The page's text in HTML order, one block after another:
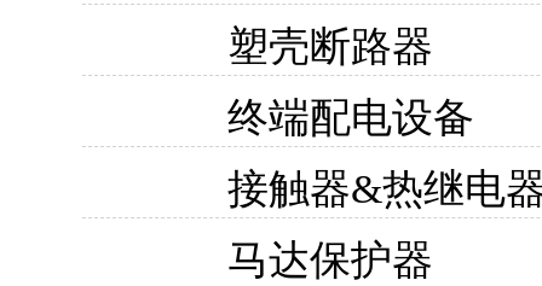
塑壳断路器
终端配电设备
接触器&热继电
马达保护器